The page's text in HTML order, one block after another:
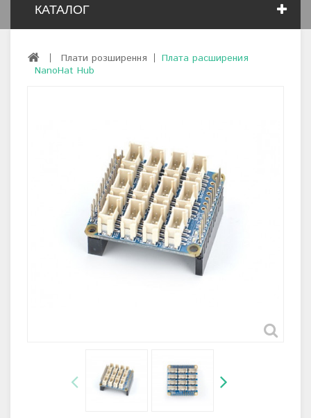
КАТАЛОГ
Плати розширення
Плата расширения
NanoHat Hub